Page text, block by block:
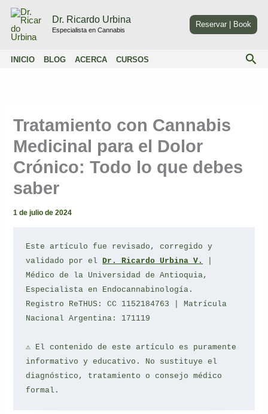
contenido
Dr. Ricardo Urbina
Especialista en Cannabis
Reservar | Book
INICIO BLOG ACERCA CURSOS
Tratamiento con Cannabis
Medicinal para el Dolor
Crónico: Todo lo que debes
saber
1 de julio de 2024
Este artículo fue revisado, corregido y
validado por el Dr. Ricardo Urbina V.
Médico de la Universidad de Antioquia,
Especialista en Endocannabinología.
Registro ReTHUS: CC 1152184763 | Matrícula
Nacional Argentina: 171119
⚠️ El contenido de este artículo es puramente
informativo y educativo. No sustituye el
diagnóstico, tratamiento o consejo médico
formal.